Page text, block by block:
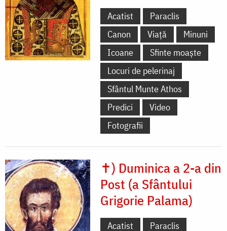
Acatist
Paraclis
Canon
Viață
Minuni
Icoane
Sfinte moaște
Locuri de pelerinaj
Sfântul Munte Athos
Predici
Video
Fotografii
✝) Duminica a 2-a din
Post (a Sfântului
Grigorie Palama)
Acatist Paraclis